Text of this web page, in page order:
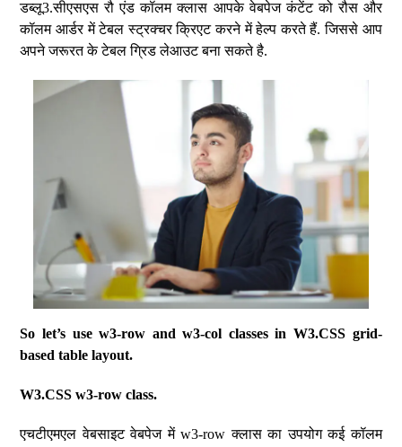
डब्लू3.सीएसएस रौ एंड कॉलम क्लास आपके वेबपेज कंटेंट को रौस और
कॉलम आर्डर में टेबल स्ट्रक्चर क्रिएट करने में हेल्प करते हैं. जिससे आप
अपने जरूरत के टेबल ग्रिड लेआउट बना सकते है.
So let’s use w3-row and w3-col classes in W3.CSS grid-
based table layout.
W3.CSS w3-row class.
एचटीएमएल वेबसाइट वेबपेज में w3-row क्लास का उपयोग कई कॉलम